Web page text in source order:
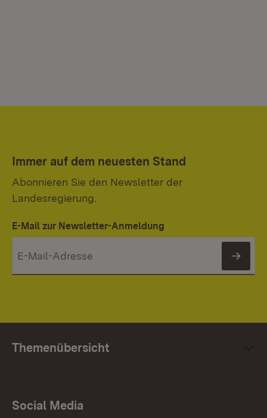
Immer auf dem neuesten Stand
Abonnieren Sie den Newsletter der
Landesregierung.
E-Mail zur Newsletter-Anmeldung
Themenübersicht
Social Media